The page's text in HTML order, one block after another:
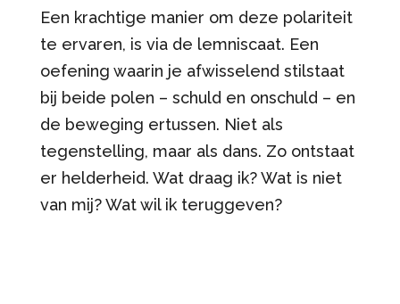
Een krachtige manier om deze polariteit
te ervaren, is via de lemniscaat. Een
oefening waarin je afwisselend stilstaat
bij beide polen – schuld en onschuld – en
de beweging ertussen. Niet als
tegenstelling, maar als dans. Zo ontstaat
er helderheid. Wat draag ik? Wat is niet
van mij? Wat wil ik teruggeven?